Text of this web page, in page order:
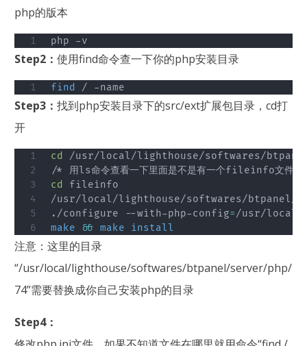
php的版本
php -v
Step2：使用find命令查一下你的php安装目录
find / -name
Step3：找到php安装目录下的src/ext扩展包目录，cd打
开
cd /usr/local/lighthouse/softwares/
cd fileinfo
/usr/local/lighthouse/softwares/btpanel/
./configure --with-php-config=
make
&& make install
注意：这里的目录
“/usr/local/lighthouse/softwares/btpanel/server/php/
74”需要替换成你自己安装php的目录
Step4：